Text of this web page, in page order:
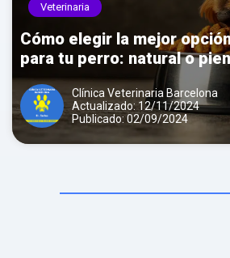
Veterinaria
Cómo elegir la mejor
para tu perro: natural o
Clínica Veterinaria Barcelona
Actualizado: 12/11/2024
Publicado: 02/09/2024